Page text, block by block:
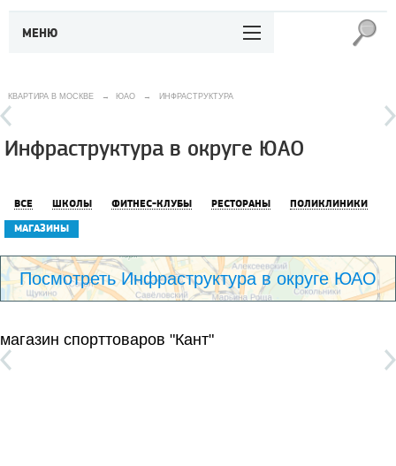
МЕНЮ
КВАРТИРА В МОСКВЕ → ЮАО → ИНФРАСТРУКТУРА
Инфраструктура в округе ЮАО
ВСЕ ШКОЛЫ ФИТНЕС-КЛУБЫ РЕСТОРАНЫ
ПОЛИКЛИНИКИ
МАГАЗИНЫ
Посмотреть Инфраструктура в округе ЮАО
магазин спорттоваров "Кант"